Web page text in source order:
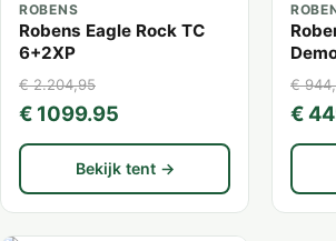
ROBENS
Robens Eagle Rock TC
6+2XP
€ 2.204,95
€ 1099.95
Bekijk tent →
€
€